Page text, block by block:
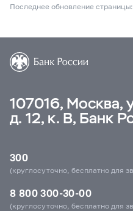
Последнее обновление
107016, Москва,
д. 12, к. В, Банк
300
(круглосуточно, бесплатно для
8 800 300-30-00
(круглосуточно, бесплатно для